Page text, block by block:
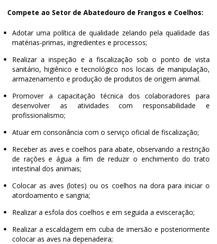
Compete ao Setor de Abatedouro de Frangos e Coelhos:
Adotar uma política de qualidade zelando pela qualidade das
matérias-primas, ingredientes e processos;
Realizar a inspeção e a fiscalização sob o ponto de vista
sanitário, higiênico e tecnológico nos locais de manipulação,
armazenamento e produção de produtos de origem animal.
Promover a capacitação técnica dos colaboradores para
desenvolver as atividades com responsabilidade e
profissionalismo;
Atuar em consonância com o serviço oficial de fiscalização;
Receber as aves e coelhos para abate, observando a restrição
de rações e água a fim de reduzir o enchimento do trato
intestinal dos animais;
Colocar as aves (lotes) ou os coelhos na dora para iniciar o
atordoamento e sangria;
Realizar a esfola dos coelhos e em seguida a evisceração;
Realizar a escaldagem em cuba de imersão e posteriormente
colocar as aves na depenadeira;